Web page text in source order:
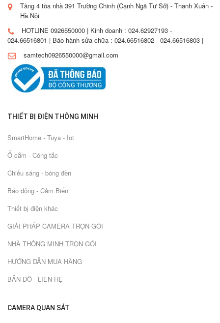
Tầng 4 tòa nhà 391 Trường Chinh (Cạnh Ngã Tư Sở) - Thanh Xuân -
Hà Nội
HOTLINE 0926550000 | Kinh doanh : 024.62927193 -
024.66516801 | Bảo hành sửa chữa : 024.66516802 - 024.66516803 |
samtech0926550000@gmail.com
THIẾT BỊ ĐIỆN THÔNG MINH
SmartHome - Tuya - Iot
Ổ cắm - Công tắc
Chiếu sáng - bóng đèn
Báo động - Cảm Biến
Thiết bị điện khác
GIẢI PHÁP CAMERA TRỌN GÓI
NHÀ THÔNG MINH TRỌN GÓI
HƯỚNG DẪN MUA HÀNG
BẢN ĐỒ - LIÊN HỆ
CAMERA QUAN SÁT